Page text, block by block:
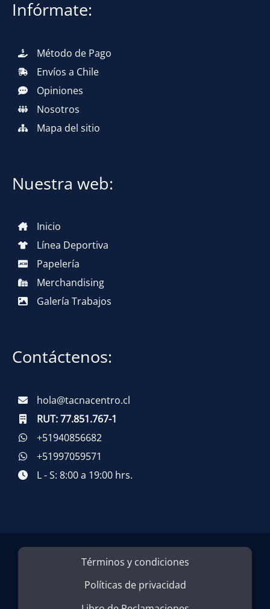
Infórmate:
Método de Pago
Envíos a Chile
Opiniones
Nosotros
Mapa del sitio
Nuestra web:
Inicio
Línea Deportiva
Papelería
Merchandising
Galería Trabajos
Contáctenos:
hola@tacnacentro.cl
RUT:77.851.767-1
+51940856682
+51997059571
L - S: 8:00 a 19:00 hrs.
Términos y condiciones
Políticas de privacidad